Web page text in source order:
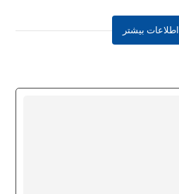
اطلاعات بیشتر